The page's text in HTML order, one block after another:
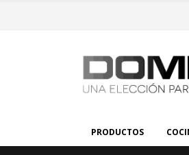
PRODUCTOS